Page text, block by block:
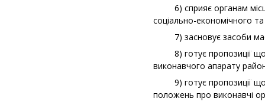
6) сприяє органам
соціально-економічного
7) засновує засоби
8) готує пропозиції
виконавчого апарату
9) готує пропозиції
положень про виконавчі